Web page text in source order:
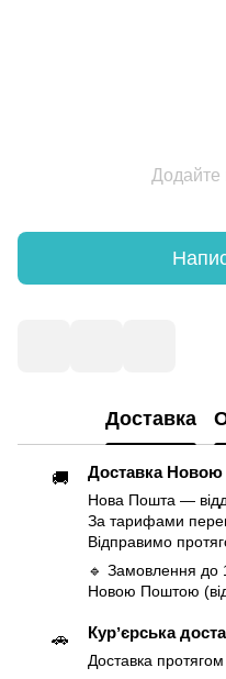
Додайте
Доставка
🚚 Доставка
Нова Пошта —
За тарифами
Відправимо
🔹 Замовлення до
Новою Поштою
🚗 Курʼєрська
Доставка